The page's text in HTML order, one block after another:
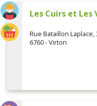
Les Cuirs et Les
Rue Bataillon Laplace,
6760 - Virton